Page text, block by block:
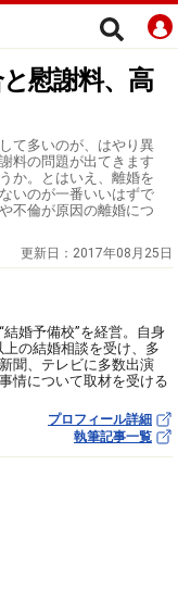
慰謝料、高
て多いのが、はやり異
料の問題が出てきます
か。とはいえ、離婚を
いのが一番いいはずで
不倫が原因の離婚につ
更新日： 2017年08月25日
婚予備校”を経営。自身
の結婚相談を受け、多
聞、テレビに多数出演
情について取材を受ける
プロフィール詳細
執筆記事一覧